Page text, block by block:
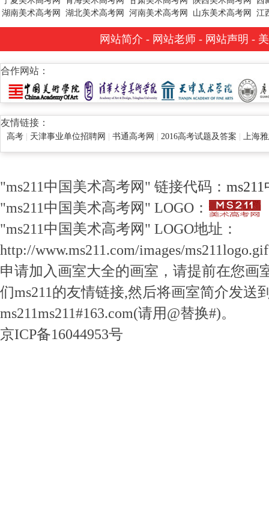
湖南美术高考网
湖北美术高考网 河南美术高考网 山东美术高考网 江
网站简介 - 网站老师 - 网站声明 -
合作网站：
友情链接：
高考 天津事业单位招聘网 书通高考网 2016高考试题及答案 上海
"ms211中国美术高考网" 链接代码：
"ms211中国美术高考网" LOGO：
"ms211中国美术高考网" LOGO地址：
http://www.ms211.com/images/ms211logo.gif
申请加入画室大全的画室，请提前在您画
们ms211的友情链接,然后将画室简介发送
ms211ms211#163.com(请用@替换#)。
京ICP备16044953号